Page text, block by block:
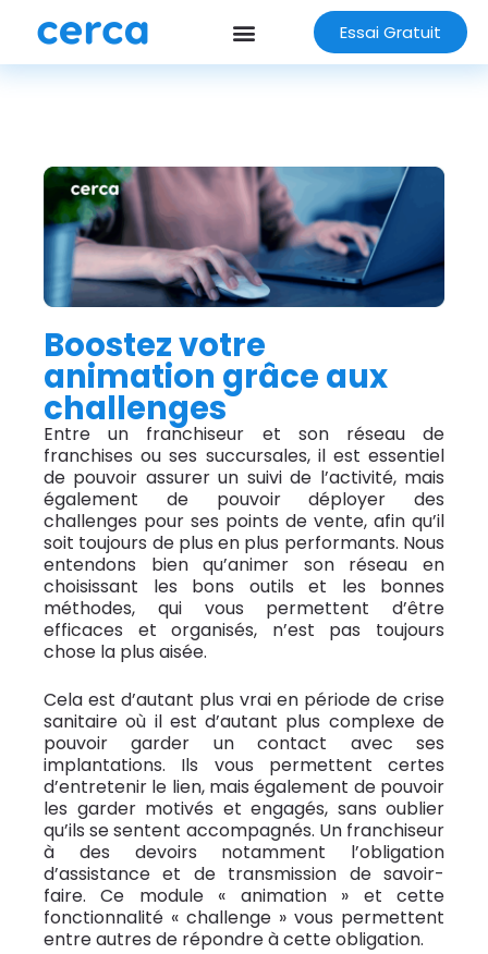
Essai Gratuit
Boostez votre
animation grâce aux
challenges
Entre un franchiseur et son réseau de
franchises ou ses succursales, il est essentiel
de pouvoir assurer un suivi de l’activité, mais
également de pouvoir déployer des
challenges pour ses points de vente, afin qu’il
soit toujours de plus en plus performants. Nous
entendons bien qu’animer son réseau en
choisissant les bons outils et les bonnes
méthodes, qui vous permettent d’être
efficaces et organisés, n’est pas toujours
chose la plus aisée.
Cela est d’autant plus vrai en période de crise
sanitaire où il est d’autant plus complexe de
pouvoir garder un contact avec ses
implantations. Ils vous permettent certes
d’entretenir le lien, mais également de pouvoir
les garder motivés et engagés, sans oublier
qu’ils se sentent accompagnés. Un franchiseur
à des devoirs notamment l’obligation
d’assistance et de transmission de savoir-
faire. Ce module « animation » et cette
fonctionnalité « challenge » vous permettent
entre autres de répondre à cette obligation.